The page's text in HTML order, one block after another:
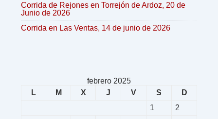
Corrida de Rejones en Torrejón de Ardoz, 20 de
Junio de 2026
Corrida en Las Ventas, 14 de junio de 2026
febrero 2025
L
M X J V S
D
1
2